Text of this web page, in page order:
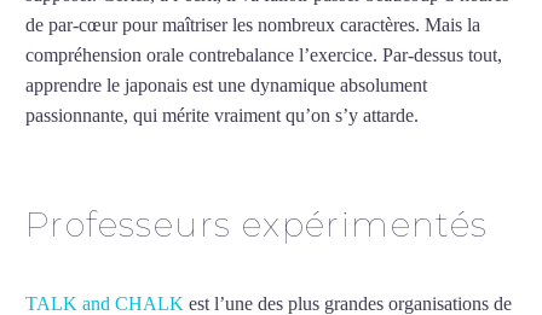
de par-cœur pour maîtriser les nombreux caractères. Mais la
compréhension orale contrebalance l’exercice. Par-dessus tout,
apprendre le japonais est une dynamique absolument
passionnante, qui mérite vraiment qu’on s’y attarde.
Professeurs expérimentés
TALK and CHALK est l’une des plus grandes organisations de